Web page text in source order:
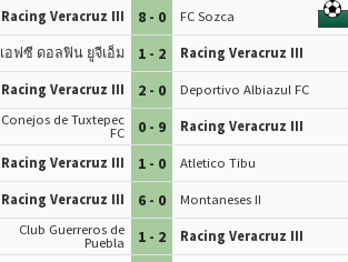
Racing Veracruz III 8 - 0 FC Sozca
เอฟซี ดอลฟิน ยูจีเอ็ม 1 - 2 Racing Veracruz III
Racing Veracruz III 2 - 0 Deportivo Albiazul FC
Conejos de Tuxtepec
FC
0 - 9 Racing Veracruz III
Racing Veracruz III 1 - 0 Atletico Tibu
Racing Veracruz III 6 - 0 Montaneses II
Club Guerreros de
Puebla
1 - 2 Racing Veracruz III